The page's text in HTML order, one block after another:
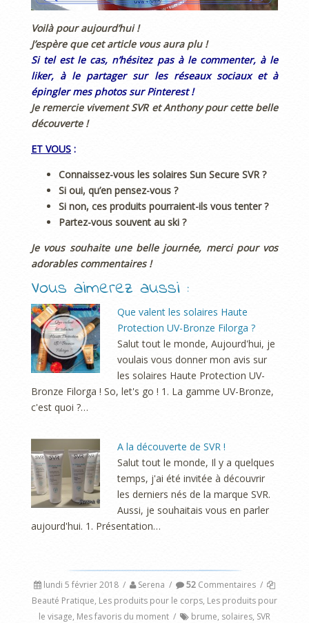
Voilà pour aujourd’hui !
J’espère que cet article vous aura plu !
Si tel est le cas, n’hésitez pas à le commenter, à le
liker, à le partager sur les réseaux sociaux et à
épingler mes photos sur Pinterest !
Je remercie vivement SVR et Anthony pour cette belle
découverte !
ET VOUS :
Connaissez-vous les solaires Sun Secure SVR ?
Si oui, qu’en pensez-vous ?
Si non, ces produits pourraient-ils vous tenter ?
Partez-vous souvent au ski ?
Je vous souhaite une belle journée, merci pour vos
adorables commentaires !
Vous aimerez aussi :
Que valent les solaires Haute
Protection UV-Bronze Filorga ?
Salut tout le monde, Aujourd'hui, je
voulais vous donner mon avis sur
les solaires Haute Protection UV-
Bronze Filorga ! So, let's go ! 1. La gamme UV-Bronze,
c'est quoi ?…
A la découverte de SVR !
Salut tout le monde, Il y a quelques
temps, j'ai été invitée à découvrir
les derniers nés de la marque SVR.
Aussi, je souhaitais vous en parler
aujourd'hui. 1. Présentation…
lundi 5 février 2018 / Serena / 52 Commentaires /
Beauté Pratique, Les produits pour le corps, Les produits pour
le visage, Mes favoris du moment / brume, solaires, SVR